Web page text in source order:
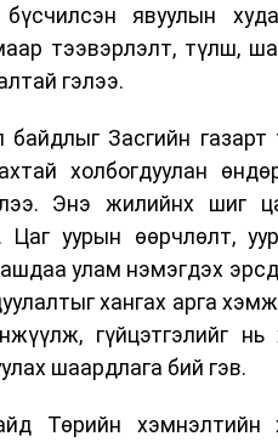
явуулын
тээвэрлэлт, түлш,
гэлээ.
Засгийн газарт
холбогдуулан
Энэ жилийнх шиг
Цаг уурын өөрчлөлт,
улам нэмэгдэх
хангах арга
гүйцэтгэлийг
шаардлага бий гэв.
Төрийн хэмнэлтийн